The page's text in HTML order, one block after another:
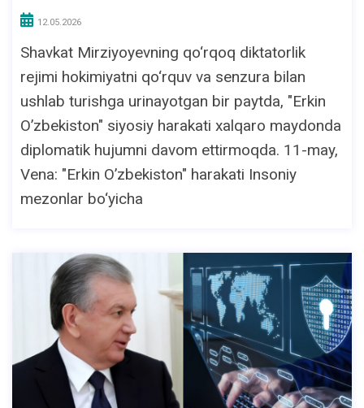
12.05.2026
Shavkat Mirziyoyevning qo‘rqoq diktatorlik
rejimi hokimiyatni qo‘rquv va senzura bilan
ushlab turishga urinayotgan bir paytda, "Erkin
O’zbekiston" siyosiy harakati xalqaro maydonda
diplomatik hujumni davom ettirmoqda. 11-may,
Vena: "Erkin O’zbekiston" harakati Insoniy
mezonlar bo‘yicha